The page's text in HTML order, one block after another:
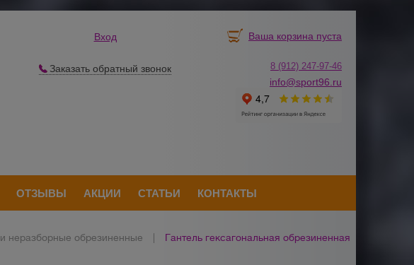
Вход
Заказать обратный звонок
Ваша корзина пуста
8 (912) 247-97-46
info@sport96.ru
ОТЗЫВЫ АКЦИИ СТАТЬИ КОНТАКТЫ
неразборные обрезиненные
Гантель гексагональная обрезиненная